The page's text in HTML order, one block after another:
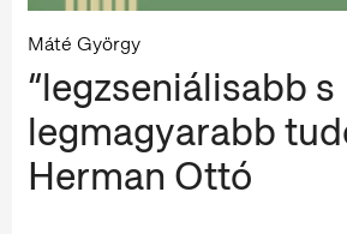
Máté György
“legzseniálisabb s
legmagyarabb
Herman Ottó